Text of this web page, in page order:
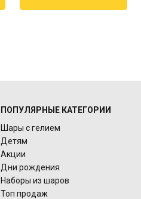
ПОПУЛЯРНЫЕ КАТЕГОРИИ
Шары с гелием
Детям
Акции
Дни рождения
Наборы из шаров
Топ продаж